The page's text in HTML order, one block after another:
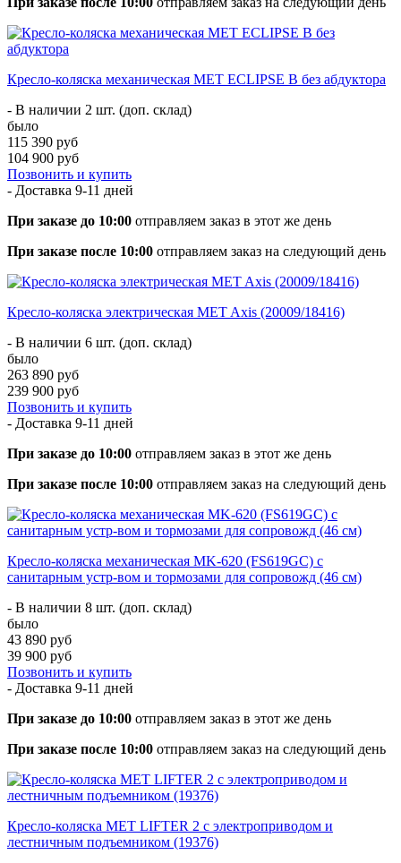
Кресло-коляска механическая MET ECLIPSE B без абдуктора
- В наличии 2 шт. (доп. склад)
было
115 390 руб
104 900 руб
Позвонить и купить
- Доставка 9-11 дней
При заказе до 10:00 отправляем заказ в этот же день
При заказе после 10:00 отправляем заказ на следующий день
Кресло-коляска электрическая MET Axis (20009/18416)
- В наличии 6 шт. (доп. склад)
было
263 890 руб
239 900 руб
Позвонить и купить
- Доставка 9-11 дней
При заказе до 10:00 отправляем заказ в этот же день
При заказе после 10:00 отправляем заказ на следующий день
Кресло-коляска механическая MK-620 (FS619GC) с
санитарным устр-вом и тормозами для сопровожд (46 см)
- В наличии 8 шт. (доп. склад)
было
43 890 руб
39 900 руб
Позвонить и купить
- Доставка 9-11 дней
При заказе до 10:00 отправляем заказ в этот же день
При заказе после 10:00 отправляем заказ на следующий день
Кресло-коляска MET LIFTER 2 с электроприводом и
лестничным подъемником (19376)